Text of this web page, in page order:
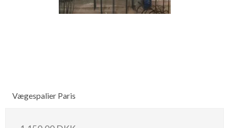
Vægespalier Paris